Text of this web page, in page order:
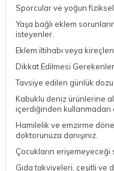
Sporcular ve yoğun
Yaşa bağlı eklem
isteyenler.
Eklem iltihabı veya
Dikkat Edilmesi Gerekenler
Tavsiye edilen günlük dozu
Kabuklu deniz ürünlerine
içerdiğinden kullanmadan
Hamilelik ve emzirme
doktorunuza danışınız.
Çocukların erişemeyeceği
Gıda takviyeleri, çeşitli ve